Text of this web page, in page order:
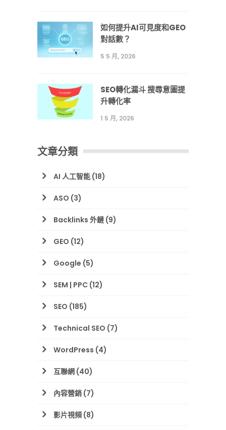
如何提升AI可見度和GEO
對話數？
5 5 月, 2026
SEO轉化漏斗 搜尋意圖提
升轉化率
1 5 月, 2026
文章分類
AI 人工智能 (18)
ASO (3)
Backlinks 外鏈(9)
GEO (12)
Google (5)
SEM | PPC (12)
SEO (185)
Technical SEO (7)
WordPress (4)
互聯網 (40)
內容營銷 (7)
影片視頻 (8)